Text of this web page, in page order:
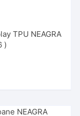
TPU NEAGRA
)